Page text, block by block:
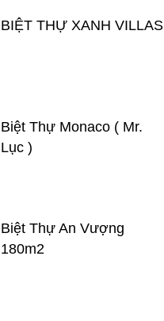
BIỆT THỰ XANH VILLAS
Biệt Thự Monaco ( Mr.
Lục )
Biệt Thự An Vượng
180m2